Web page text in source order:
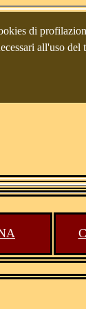
di
all'uso
Udine